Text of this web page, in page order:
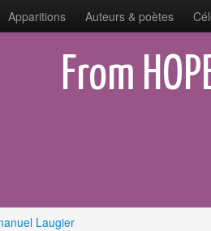
Apparitions Auteurs & poètes
From
Laugier